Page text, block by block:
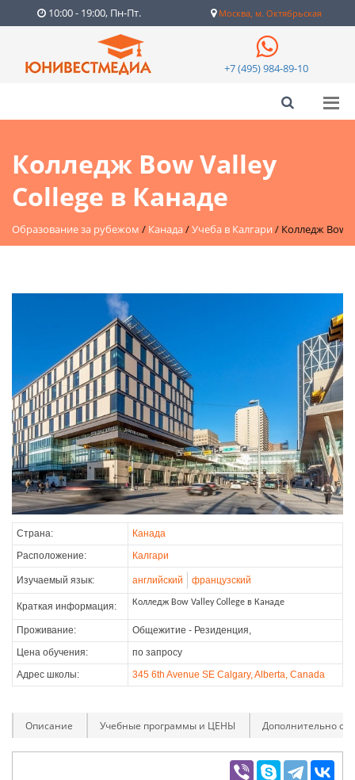
10:00 - 19:00, Пн-Пт. Москва, м. Октябрьская
+7 (495) 984-89-10
Колледж Bow Valley
College в Канаде
Образование за рубежом / Канада/Учеба в Калгари / Колледж Bow
Страна:
Канада
Расположение:
Калгари
Изучаемый язык: английский французский
Краткая информация: Колледж Bow Valley College в Канаде
Проживание:
Общежитие - Резиденция,
Цена обучения:
по запросу
Адрес школы:
345 6th Avenue SE Calgary, Alberta, Canada
Описание Учебные программы и ЦЕНЫ Дополнительно